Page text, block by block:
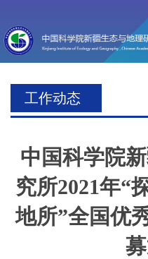
工作动态
中国科学院
究所2021年“
地所”全国优